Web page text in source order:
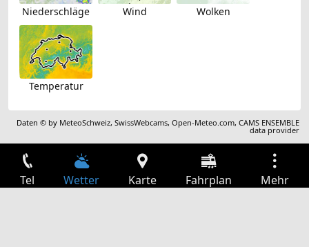
Niederschläge Wind Wolken
Temperatur
Daten © by MeteoSchweiz,SwissWebcams,Open-Meteo.com,CAMS ENSEMBLE
data provider
Tel Wetter Karte Fahrplan Mehr